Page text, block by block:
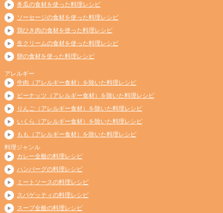
冬瓜の食材を使った料理レシピ
ソーセージの食材を使った料理レシピ
鶏ひき肉の食材を使った料理レシピ
生クリームの食材を使った料理レシピ
卵の食材を使った料理レシピ
アレルギー
牛肉（アレルギー食材）を除いた料理レシピ
ピーナッツ（アレルギー食材）を除いた料理レシピ
りんご（アレルギー食材）を除いた料理レシピ
いくら（アレルギー食材）を除いた料理レシピ
もも（アレルギー食材）を除いた料理レシピ
料理ジャンル
カレー全般の料理レシピ
ハンバーグの料理レシピ
ミートソースの料理レシピ
スパゲッティの料理レシピ
スープ全般の料理レシピ